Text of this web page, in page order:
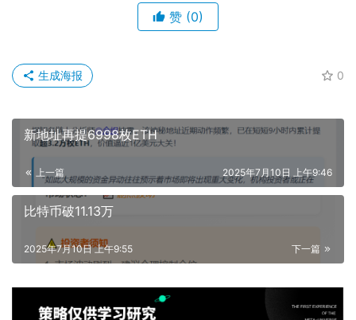
赞 (0)
0
生成海报
新地址再提6998枚ETH
上一篇 2025年7月10日 上午9:46
比特币破11.13万
下一篇
2025年7月10日 上午9:55